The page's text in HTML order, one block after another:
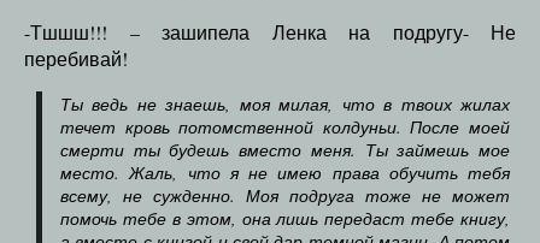
-Тшшш!!! – зашипела Ленка на подругу- Не
перебивай!
Ты ведь не знаешь, моя милая, что в твоих жилах
течет кровь потомственной колдуньи. После моей
смерти ты будешь вместо меня. Ты займешь мое
место. Жаль, что я не имею права обучить тебя
всему, не сужденно. Моя подруга тоже не может
помочь тебе в этом, она лишь передаст тебе книгу,